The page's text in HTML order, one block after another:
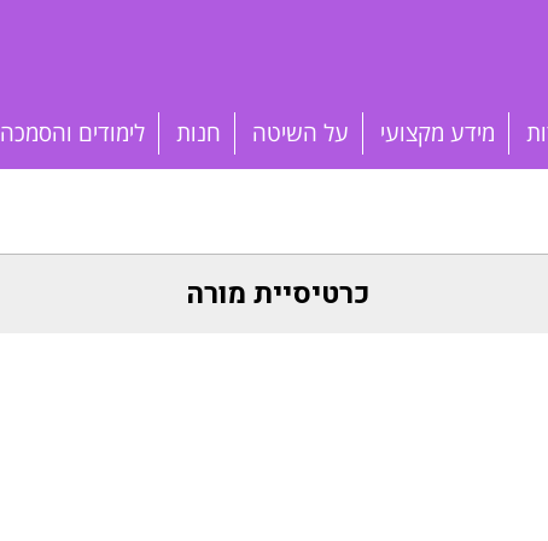
מידע מקצועי על השיטה חנות לימודים והסמכה
כרטיסיית מורה